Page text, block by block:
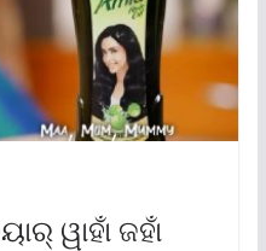
ୱାହାଁ ଜହାଁ